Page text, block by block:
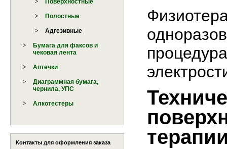
Поверхностные
Полостные
Адгезивные
Бумага для факсов и
чековая лента
Аптечки
Диаграммная бумага,
чернила, УПС
Алкотестеры
Контакты для оформления заказа